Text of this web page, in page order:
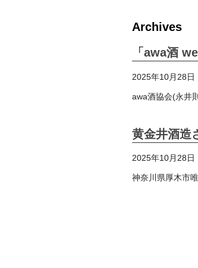
Archives
「awa酒
2025年10月28日
awa酒協会(永井
黄金井酒造
2025年10月28日
神奈川県厚木市